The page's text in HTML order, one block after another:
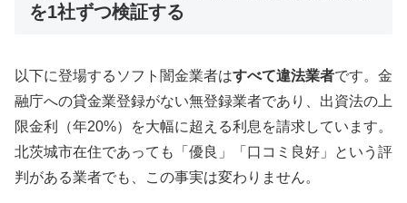
を1社ずつ検証する
以下に登場するソフト闇金業者はすべて違法業者です。金
融庁への貸金業登録がない無登録業者であり、出資法の上
限金利（年20%）を大幅に超える利息を請求しています。
北茨城市在住であっても「優良」「口コミ良好」という評
判がある業者でも、この事実は変わりません。